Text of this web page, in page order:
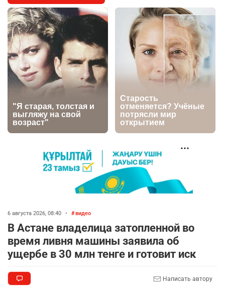
футбольной академии в Астане
2623 2 39
5
🇺🇸🇯🇵 США и Япония провели совместную
интервенцию для спасения иены
2686 1 16
2716 6
Казахстане продолжают расти цены на
баранину и конину
2381 5 17
9
🎬 Умер известный казахстанский
кинорежиссёр Ардак Амиркулов
6 августа 2026, 08:40 • видео
В Астане владелица затопленной во
время ливня машины заявила об
ущербе в 30 млн тенге и готовит иск
Написать автору